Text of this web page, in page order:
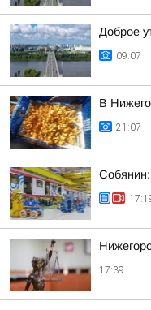
Доброе
09:07
В
21:07
17:39